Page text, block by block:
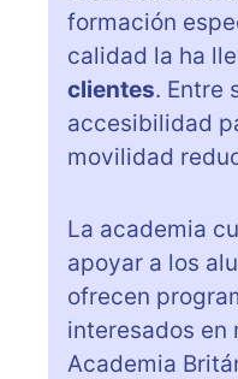
formación
calidad la ha
clientes. Entre
accesibilidad
movilidad
La academia
apoyar a los
ofrecen
interesados en
Academia